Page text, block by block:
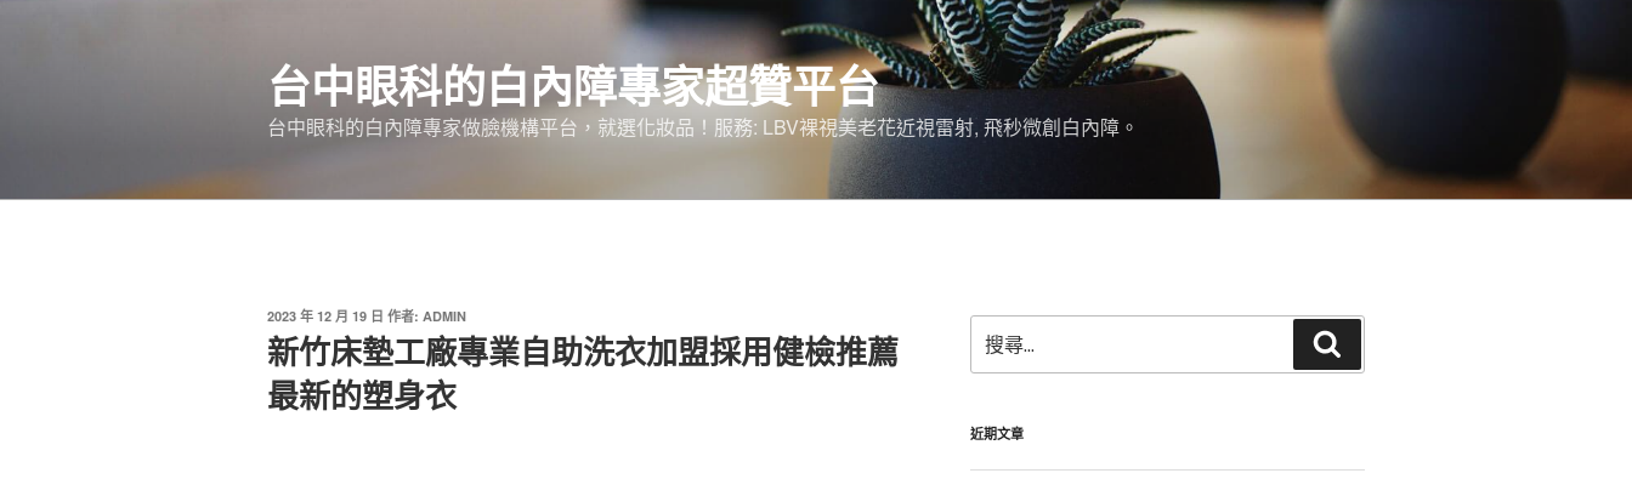
台中眼科的白內障專家超贊平台
台中眼科的白內障專家做臉機構平台，就選化妝品！服務: LBV裸視美老花近視雷射, 飛秒微創白內障。
發
佈
於
2023 年 12 月 19 日 作者: ADMIN
新竹床墊工廠專業自助洗衣加盟採用健檢推薦
最新的塑身衣
尋
關
字:
尋
近期文章